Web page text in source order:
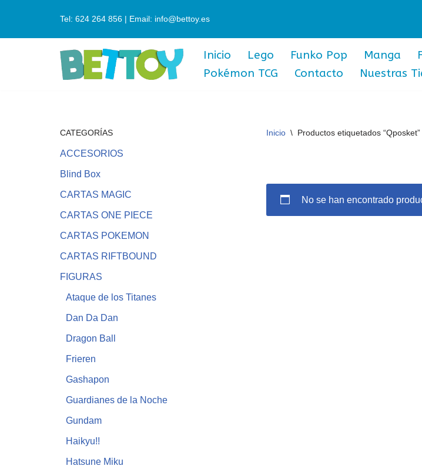
Tel: 624 264 856 | Email: info@bettoy.es
Inicio Lego Funko Pop Manga
Pokémon TCG
Contacto Nuestras
CATEGORÍAS
ACCESORIOS
Blind Box
CARTAS MAGIC
CARTAS ONE PIECE
CARTAS POKEMON
CARTAS RIFTBOUND
FIGURAS
Ataque de los Titanes
Dan Da Dan
Dragon Ball
Frieren
Gashapon
Guardianes de la Noche
Gundam
Haikyu!!
Hatsune Miku
Inicio \ Productos etiquetados “Qposket”
No se han encontrado